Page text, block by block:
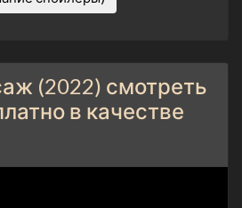
(2022) смотреть
в качестве